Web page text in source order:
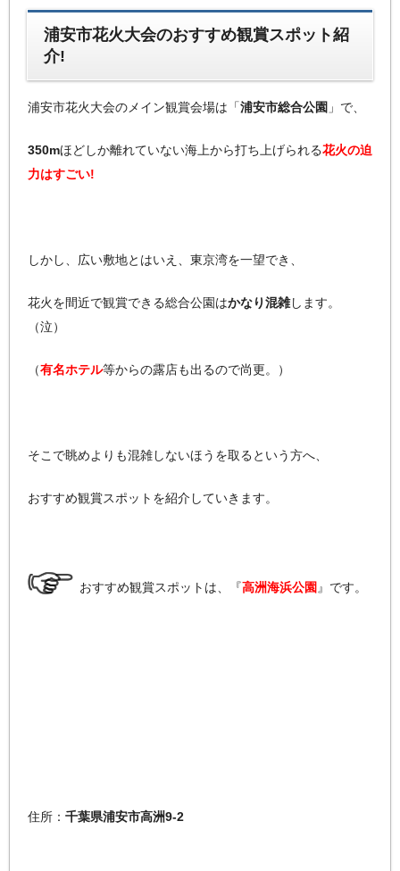
浦安市花火大会のおすすめ観賞スポット紹
介!
浦安市花火大会のメイン観賞会場は「浦安市総合公園 」で、
350mほどしか離れていない海上から打ち上げられる花火の迫
力はすごい!
しかし、広い敷地とはいえ、東京湾を一望でき、
花火を間近で観賞できる総合公園はかなり混雑します。
（泣）
（有名ホテル等からの露店も出るので尚更。）
そこで眺めよりも混雑しないほうを取るという方へ、
おすすめ観賞スポットを紹介していきます。
おすすめ観賞スポットは、『高洲海浜公園』です。
住所： 千葉県浦安市高洲9-2